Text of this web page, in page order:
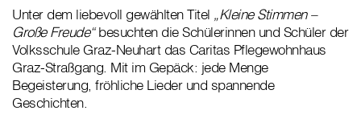
Unter dem liebevoll gewählten Titel „Kleine Stimmen –
Große Freude“besuchten die Schülerinnen und Schüler der
Volksschule Graz-Neuhart das Caritas Pflegewohnhaus
Graz-Straßgang. Mit im Gepäck: jede Menge
Begeisterung, fröhliche Lieder und spannende
Geschichten.